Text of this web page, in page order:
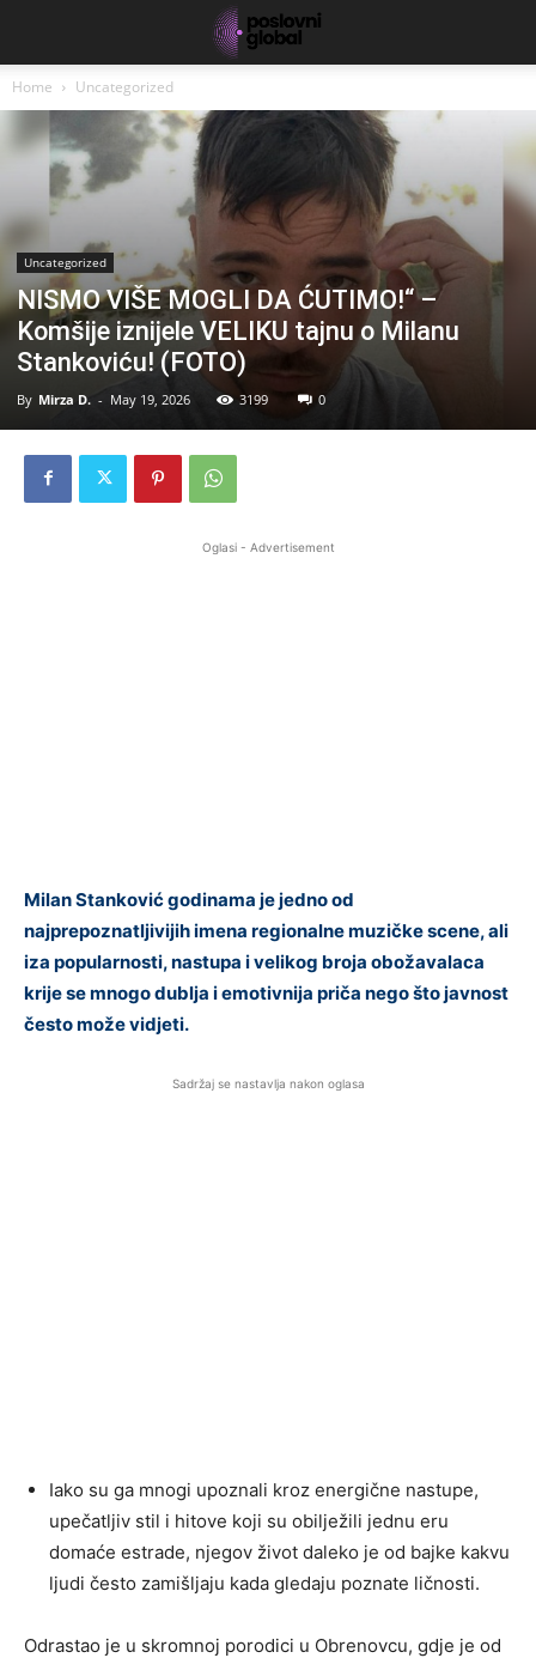
Home Uncategorized
Uncategorized
NISMO VIŠE MOGLI DA ĆUTIMO!“ –
Komšije iznijele VELIKU tajnu o Milanu
Stankoviću! (FOTO)
By Mirza D. - May 19, 2026 3199 0
Oglasi - Advertisement
Milan Stanković godinama je jedno od
najprepoznatljivijih imena regionalne muzičke scene, ali
iza popularnosti, nastupa i velikog broja obožavalaca
krije se mnogo dublja i emotivnija priča nego što javnost
često može vidjeti.
Sadržaj se nastavlja nakon oglasa
Iako su ga mnogi upoznali kroz energične nastupe,
upečatljiv stil i hitove koji su obilježili jednu eru
domaće estrade, njegov život daleko je od bajke kakvu
ljudi često zamišljaju kada gledaju poznate ličnosti.
Odrastao je u skromnoj porodici u Obrenovcu, gdje je od